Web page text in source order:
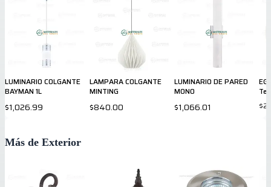
LUMINARIO COLGANTE
BAYMAN 1L
$1,026.99
LAMPARA COLGANTE
MINTING
$840.00
LUMINARIO DE PARED
MONO
$1,066.01
Más de Exterior